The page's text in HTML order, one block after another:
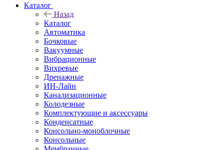
Каталог
Назад
Каталог
Автоматика
Бочковые
Вакуумные
Вибрационные
Вихревые
Дренажные
ИН-Лайн
Канализационные
Колодезные
Комплектующие и аксессуары
Конденсатные
Консольно-моноблочные
Консольные